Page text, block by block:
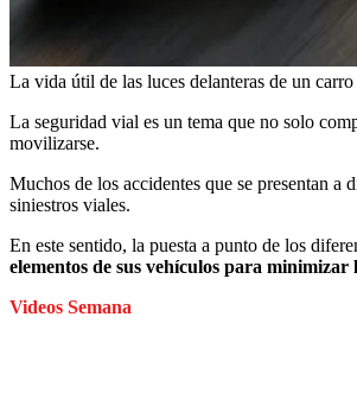
La vida útil de las luces delanteras de un
La seguridad vial es un tema que no solo
movilizarse.
Muchos de los accidentes que se presentan a
siniestros viales.
En este sentido, la puesta a punto de los
elementos de sus vehículos para
Videos Semana